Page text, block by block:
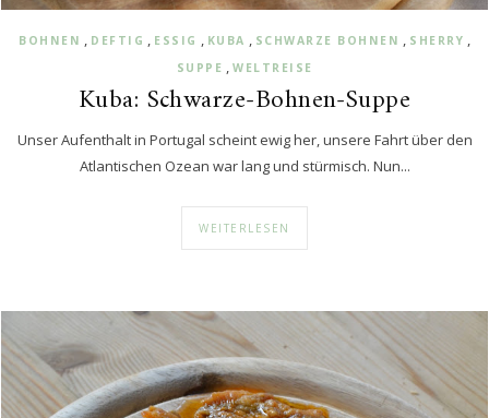
BOHNEN , DEFTIG , ESSIG , KUBA , SCHWARZE BOHNEN , SHERRY ,
SUPPE , WELTREISE
Kuba: Schwarze-Bohnen-Suppe
Unser Aufenthalt in Portugal scheint ewig her, unsere Fahrt über den
Atlantischen Ozean war lang und stürmisch. Nun...
WEITERLESEN